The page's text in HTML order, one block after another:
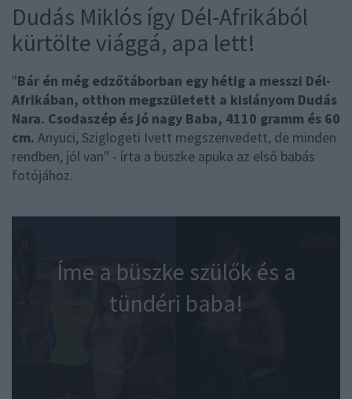
Dudás Miklós így Dél-Afrikából
kürtölte viággá, apa lett!
"Bár én még edzőtáborban egy hétig a messzi Dél-
Afrikában, otthon megszületett a kislányom Dudás
Nara. Csodaszép és jó nagy Baba, 4110 gramm és 60
cm. Anyuci, Sziglogeti Ivett megszenvedett, de minden
rendben, jól van" - írta a büszke apuka az első babás
fotójához.
Íme a büszke szülők és a
tündéri baba!